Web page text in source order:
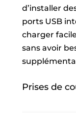
d’installer
ports USB
charger
sans avoir
Prises de